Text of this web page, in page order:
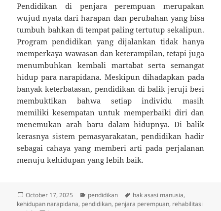
Pendidikan di penjara perempuan merupakan
wujud nyata dari harapan dan perubahan yang bisa
tumbuh bahkan di tempat paling tertutup sekalipun.
Program pendidikan yang dijalankan tidak hanya
memperkaya wawasan dan keterampilan, tetapi juga
menumbuhkan kembali martabat serta semangat
hidup para narapidana. Meskipun dihadapkan pada
banyak keterbatasan, pendidikan di balik jeruji besi
membuktikan bahwa setiap individu masih
memiliki kesempatan untuk memperbaiki diri dan
menemukan arah baru dalam hidupnya. Di balik
kerasnya sistem pemasyarakatan, pendidikan hadir
sebagai cahaya yang memberi arti pada perjalanan
menuju kehidupan yang lebih baik.
Posted
on
October 17, 2025 Categories
pendidikan Tags
hak asasi manusia,
kehidupan narapidana, pendidikan, penjara perempuan, rehabilitasi